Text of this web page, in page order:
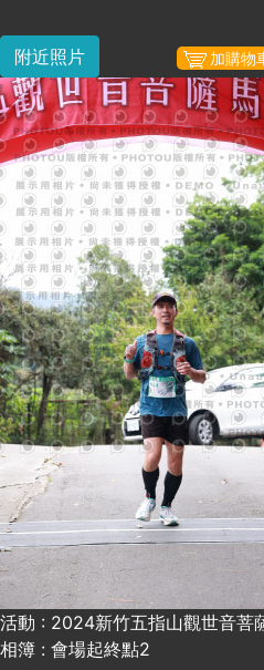
附近照片 加購物
活動 : 2024新竹五指山觀世音菩
相簿 : 會場起終點2